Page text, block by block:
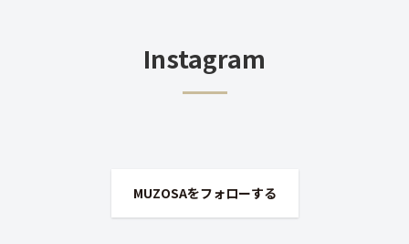
Instagram
MUZOSAをフォローする